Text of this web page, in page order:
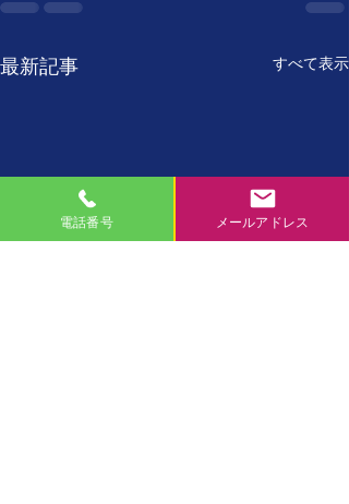
最新記事 すべて表示
電話番号 メールアドレス